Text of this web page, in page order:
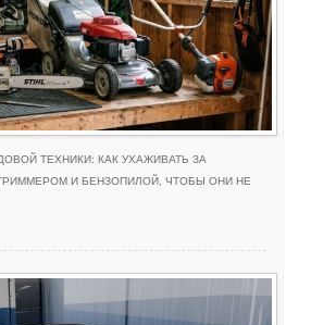
ТЕХНИКИ: КАК УХАЖИВАТЬ ЗА
И БЕНЗОПИЛОЙ, ЧТОБЫ ОНИ НЕ